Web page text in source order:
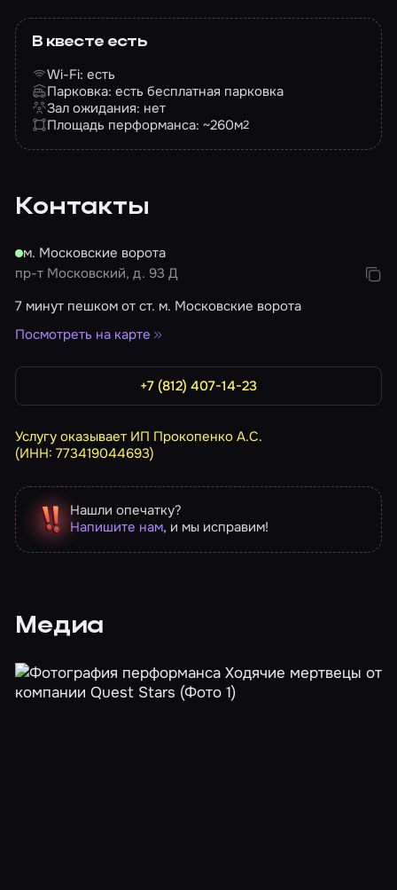
В квесте есть
Wi-Fi: есть
Парковка: есть бесплатная парковка
Зал ожидания: нет
Площадь перформанса: ~260м2
Контакты
м. Московские ворота
пр-т Московский, д. 93 Д
7 минут пешком от ст. м. Московские ворота
Посмотреть на карте
+7 (812) 407-14-23
Услугу оказывает ИП Прокопенко А.С.
(ИНН: 773419044693)
Нашли опечатку?
Напишите нам, и мы исправим!
Медиа